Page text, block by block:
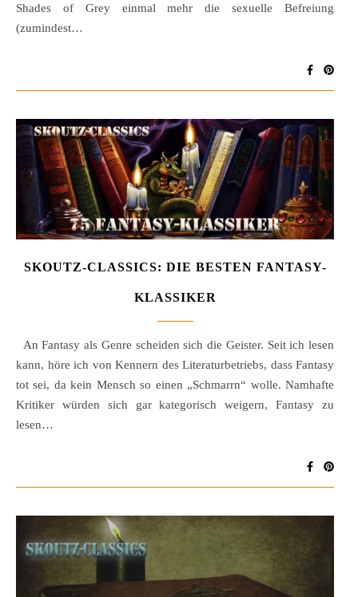
Shades of Grey einmal mehr die sexuelle Befreiung
(zumindest…
SKOUTZ-CLASSICS: DIE BESTEN FANTASY-
KLASSIKER
An Fantasy als Genre scheiden sich die Geister. Seit ich lesen
kann, höre ich von Kennern des Literaturbetriebs, dass Fantasy
tot sei, da kein Mensch so einen „Schmarrn“ wolle. Namhafte
Kritiker würden sich gar kategorisch weigern, Fantasy zu
lesen…